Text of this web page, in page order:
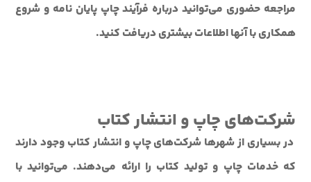
مراجعه حضوری می‌توانید درباره فرآیند چاپ پایان نامه و شروع
همکاری با آنها اطلاعات بیشتری دریافت کنید.
شرکت‌های چاپ و انتشار کتاب
در بسیاری از شهرها شرکت‌های چاپ و انتشار کتاب وجود دارند
که خدمات چاپ و تولید کتاب را ارائه می‌دهند. می‌توانید با